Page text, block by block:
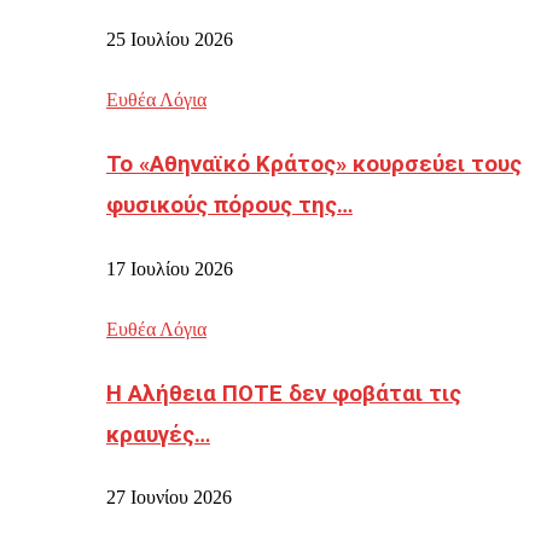
25 Ιουλίου 2026
Ευθέα Λόγια
Το «Αθηναϊκό Κράτος» κουρσεύει τους
φυσικούς πόρους της…
17 Ιουλίου 2026
Ευθέα Λόγια
Η Αλήθεια ΠΟΤΕ δεν φοβάται τις
κραυγές…
27 Ιουνίου 2026